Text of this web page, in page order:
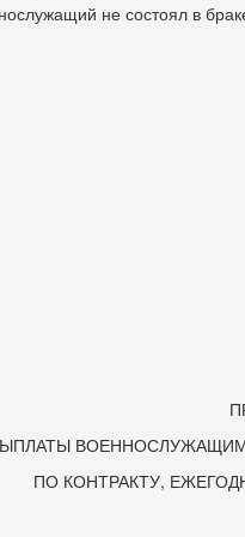
не состоял в
ПО КОНТРАКТУ,